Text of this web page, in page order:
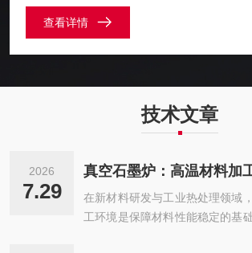
热处理炉、60套大型真空炉的生产能力。并
上海同济大学建立了长期友好的科技合作与
司一直专注于半导体材料、碳材料、先进陶
查看详情
技术文章
2026
7.29
真空石墨炉：高温材料加
在新材料研发与工业热处理领域
工环境是保障材料性能稳定的基